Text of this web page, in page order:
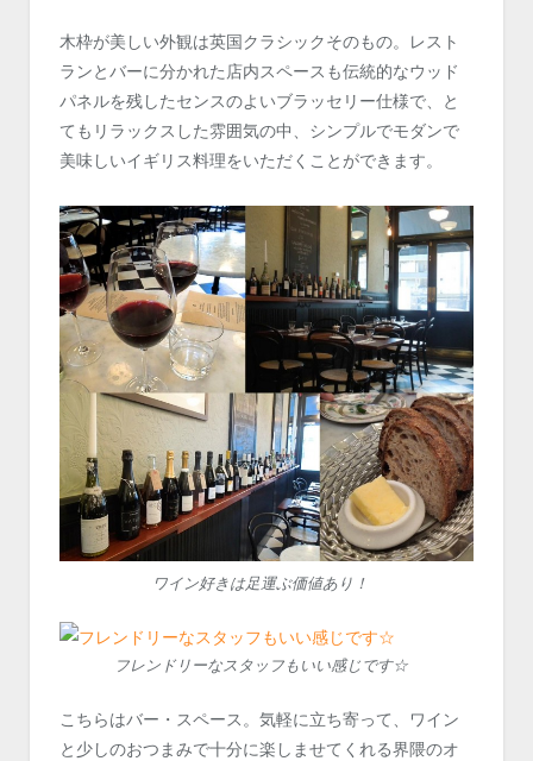
木枠が美しい外観は英国クラシックそのもの。レスト
ランとバーに分かれた店内スペースも伝統的なウッド
パネルを残したセンスのよいブラッセリー仕様で、と
てもリラックスした雰囲気の中、シンプルでモダンで
美味しいイギリス料理をいただくことができます。
ワイン好きは足運ぶ価値あり！
フレンドリーなスタッフもいい感じです☆
こちらはバー・スペース。気軽に立ち寄って、ワイン
と少しのおつまみで十分に楽しませてくれる界隈のオ